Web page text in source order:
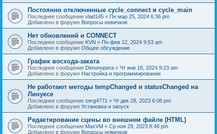
Постоянно отключенные cycle_connect и cycle_main
Последнее сообщение vlad145 « Пн мар 25, 2024 6:36 pm
Добавлено в форуме Вопросы новичков
Нет обновлений и CONNECT
Последнее сообщение KVN « Пн фев 12, 2024 9:53 am
Добавлено в форуме Общее обсуждение
График восхода-заката
Последнее сообщение Dimonopera « Чт янв 18, 2024 9:23 am
Добавлено в форуме Настройка и программирование
Не работают методы tempChanged и statusChanged на
Линуксе
Последнее сообщение serg4771 « Чт дек 28, 2023 6:06 pm
Добавлено в форуме Установка и запуск
Редактирование сцены во внешнем файле (HTML)
Последнее сообщение MaxVM « Ср ноя 29, 2023 8:48 pm
Добавлено в форуме Вопросы новичков